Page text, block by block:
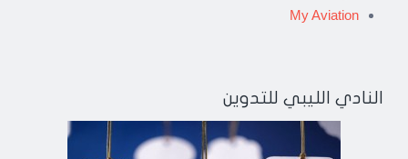
My Aviation
النادي الليبي للتدوين